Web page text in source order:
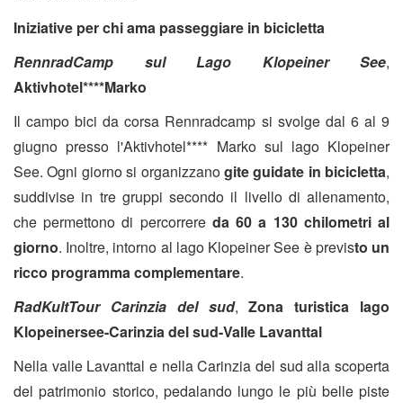
Iniziative per chi ama passeggiare in bicicletta
RennradCamp
sul Lago Klopeiner See,
Aktivhotel****Marko
Il campo bici da corsa Rennradcamp si svolge dal 6 al 9
giugno presso l'Aktivhotel**** Marko sul lago Klopeiner
See. Ogni giorno si organizzanogite guidate in bicicletta,
suddivise in tre gruppi secondo il livello di allenamento,
che permettono di percorrere da 60 a 130 chilometri al
giorno. Inoltre, intorno al lago Klopeiner See è previsto un
ricco programma complementare.
RadKultTour Carinzia del sud, Zona turistica lago
Klopeinersee-Carinzia del sud-Valle Lavanttal
Nella valle Lavanttal e nella Carinzia del sud alla scoperta
del patrimonio storico, pedalando lungo le più belle piste